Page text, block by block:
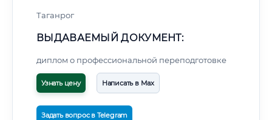
Таганрог
ВЫДАВАЕМЫЙ ДОКУМЕНТ:
диплом о профессиональной переподготовке
Узнать цену Написать в Max
Задать вопрос в Telegram